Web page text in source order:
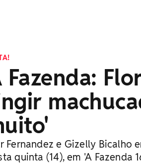
Fazenda:
Fernandez e Gizelly Bicalho
quinta (14), em 'A Fazenda